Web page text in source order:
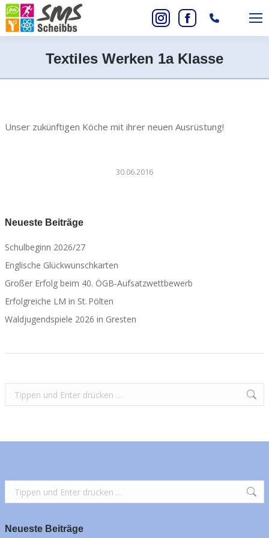
Instagram
opens
in
Facebook
opens
in
Search:
Textiles Werken 1a Klasse
Sie befinden sich hier:
Unser zukünftigen Köche mit ihrer neuen Ausrüstung!
30.06.2016
Neueste Beiträge
Schulbeginn 2026/27
Englische Glückwunschkarten
Großer Erfolg beim 40. ÖGB‑Aufsatzwettbewerb
Erfolgreiche LM in St. Pölten
Waldjugendspiele 2026 in Gresten
Search:
Search:
Neueste Beiträge